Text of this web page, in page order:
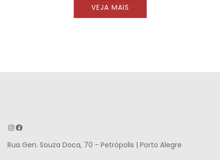
VEJA MAIS
Rua Gen. Souza Doca, 70 - Petrópolis | Porto Alegre